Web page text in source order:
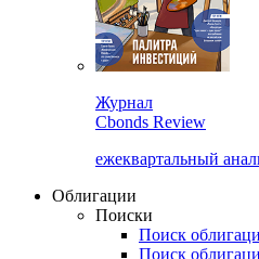
Cbonds Review
ежеквартальный